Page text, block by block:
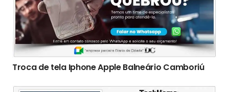
Troca de tela Iphone Apple Balneário Camboriú